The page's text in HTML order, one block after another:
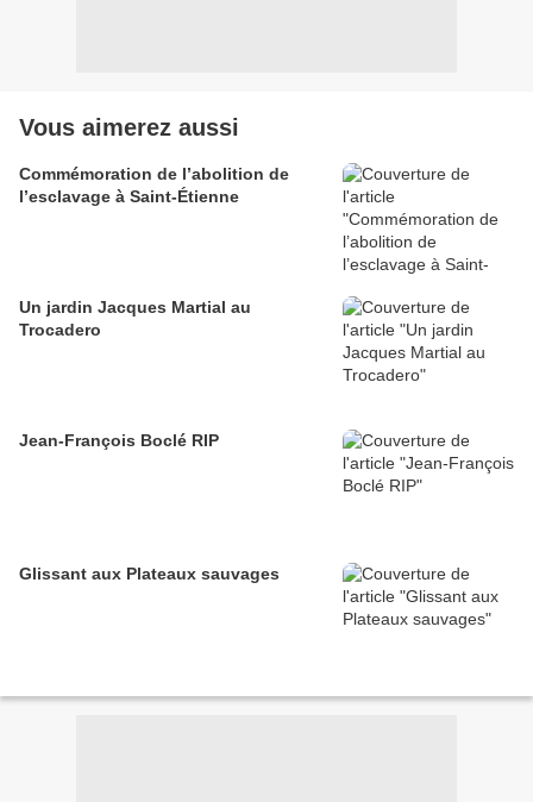
Vous aimerez aussi
Commémoration de l’abolition de
l’esclavage à Saint-Étienne
Un jardin Jacques Martial au
Trocadero
Jean-François Boclé RIP
Glissant aux Plateaux sauvages